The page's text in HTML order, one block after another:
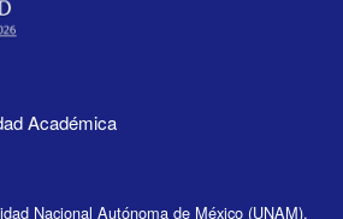
Académica
Nacional Autónoma de México (UNAM),